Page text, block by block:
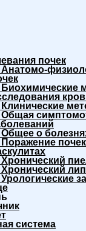
почек
Анатомо-
Биохимические
Клинические
Общая
Общее о
Поражение
Хронический
Хронический
Урологические
система